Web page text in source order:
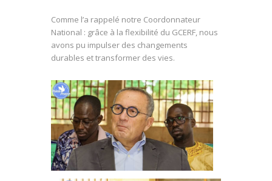
Comme l’a rappelé notre Coordonnateur
National : grâce à la flexibilité du GCERF, nous
avons pu impulser des changements
durables et transformer des vies.